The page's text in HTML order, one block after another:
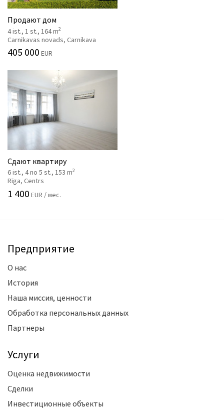
Продают дом
4 ist., 1 st., 164 m2
Carnikavas novads, Carnikava
405 000 EUR
Сдают квартиру
6 ist., 4 no 5 st., 153 m2
Rīga, Centrs
1 400 EUR / мес.
Предприятие
О нас
История
Наша миссия, ценности
Обработка персональных данных
Партнеры
Услуги
Оценка недвижимости
Сделки
Инвестиционные объекты